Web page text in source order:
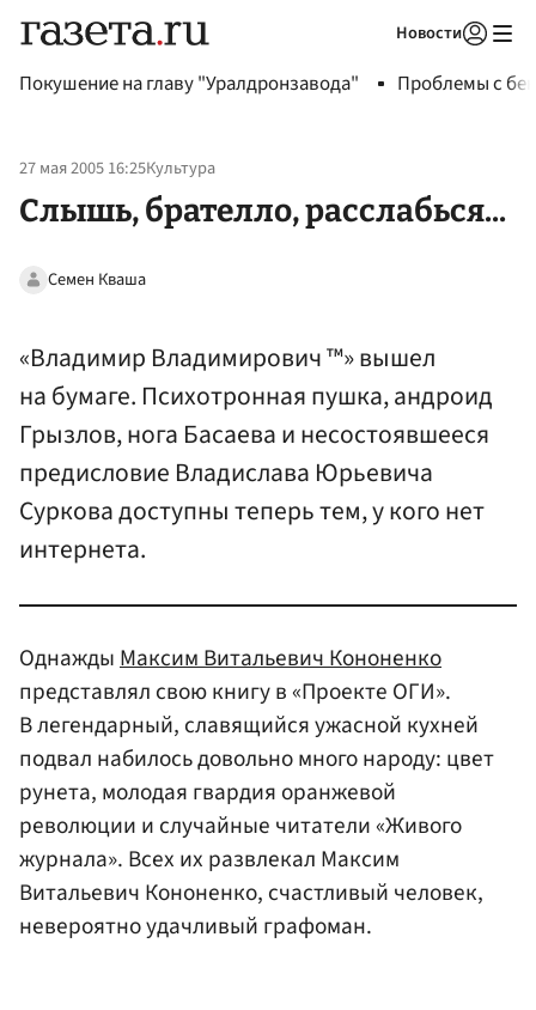
Новости
Покушение на главу "Уралдронзавода" Проблемы с
27 мая 2005 16:25Культура
Слышь, брателло, расслабься...
Семен Кваша
«Владимир Владимирович ™» вышел
на бумаге. Психотронная пушка, андроид
Грызлов, нога Басаева и несостоявшееся
предисловие Владислава Юрьевича
Суркова доступны теперь тем, у кого нет
интернета.
Однажды Максим Витальевич Кононенко
представлял свою книгу в «Проекте ОГИ».
В легендарный, славящийся ужасной кухней
подвал набилось довольно много народу: цвет
рунета, молодая гвардия оранжевой
революции и случайные читатели «Живого
журнала». Всех их развлекал Максим
Витальевич Кононенко, счастливый человек,
невероятно удачливый графоман.